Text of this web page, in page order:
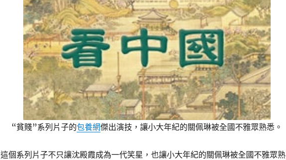
“貧賤”系列片子的包養網傑出演技，讓小大年紀的關佩琳被全國不雅眾熟悉。
這個系列片子不只讓沈殿霞成為一代笑星，也讓小大年紀的關佩琳被全國不雅眾熟